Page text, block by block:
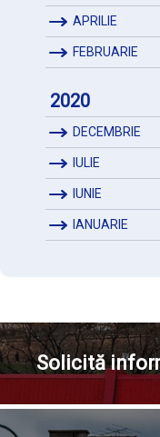
APRILIE
FEBRUARIE
2020
DECEMBRIE
IULIE
IUNIE
IANUARIE
Solicită